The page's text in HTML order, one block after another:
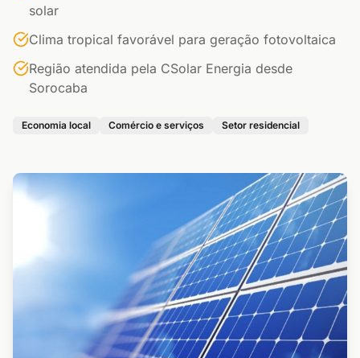
solar
Clima tropical favorável para geração fotovoltaica
Região atendida pela CSolar Energia desde
Sorocaba
Economia local Comércio e serviços Setor residencial